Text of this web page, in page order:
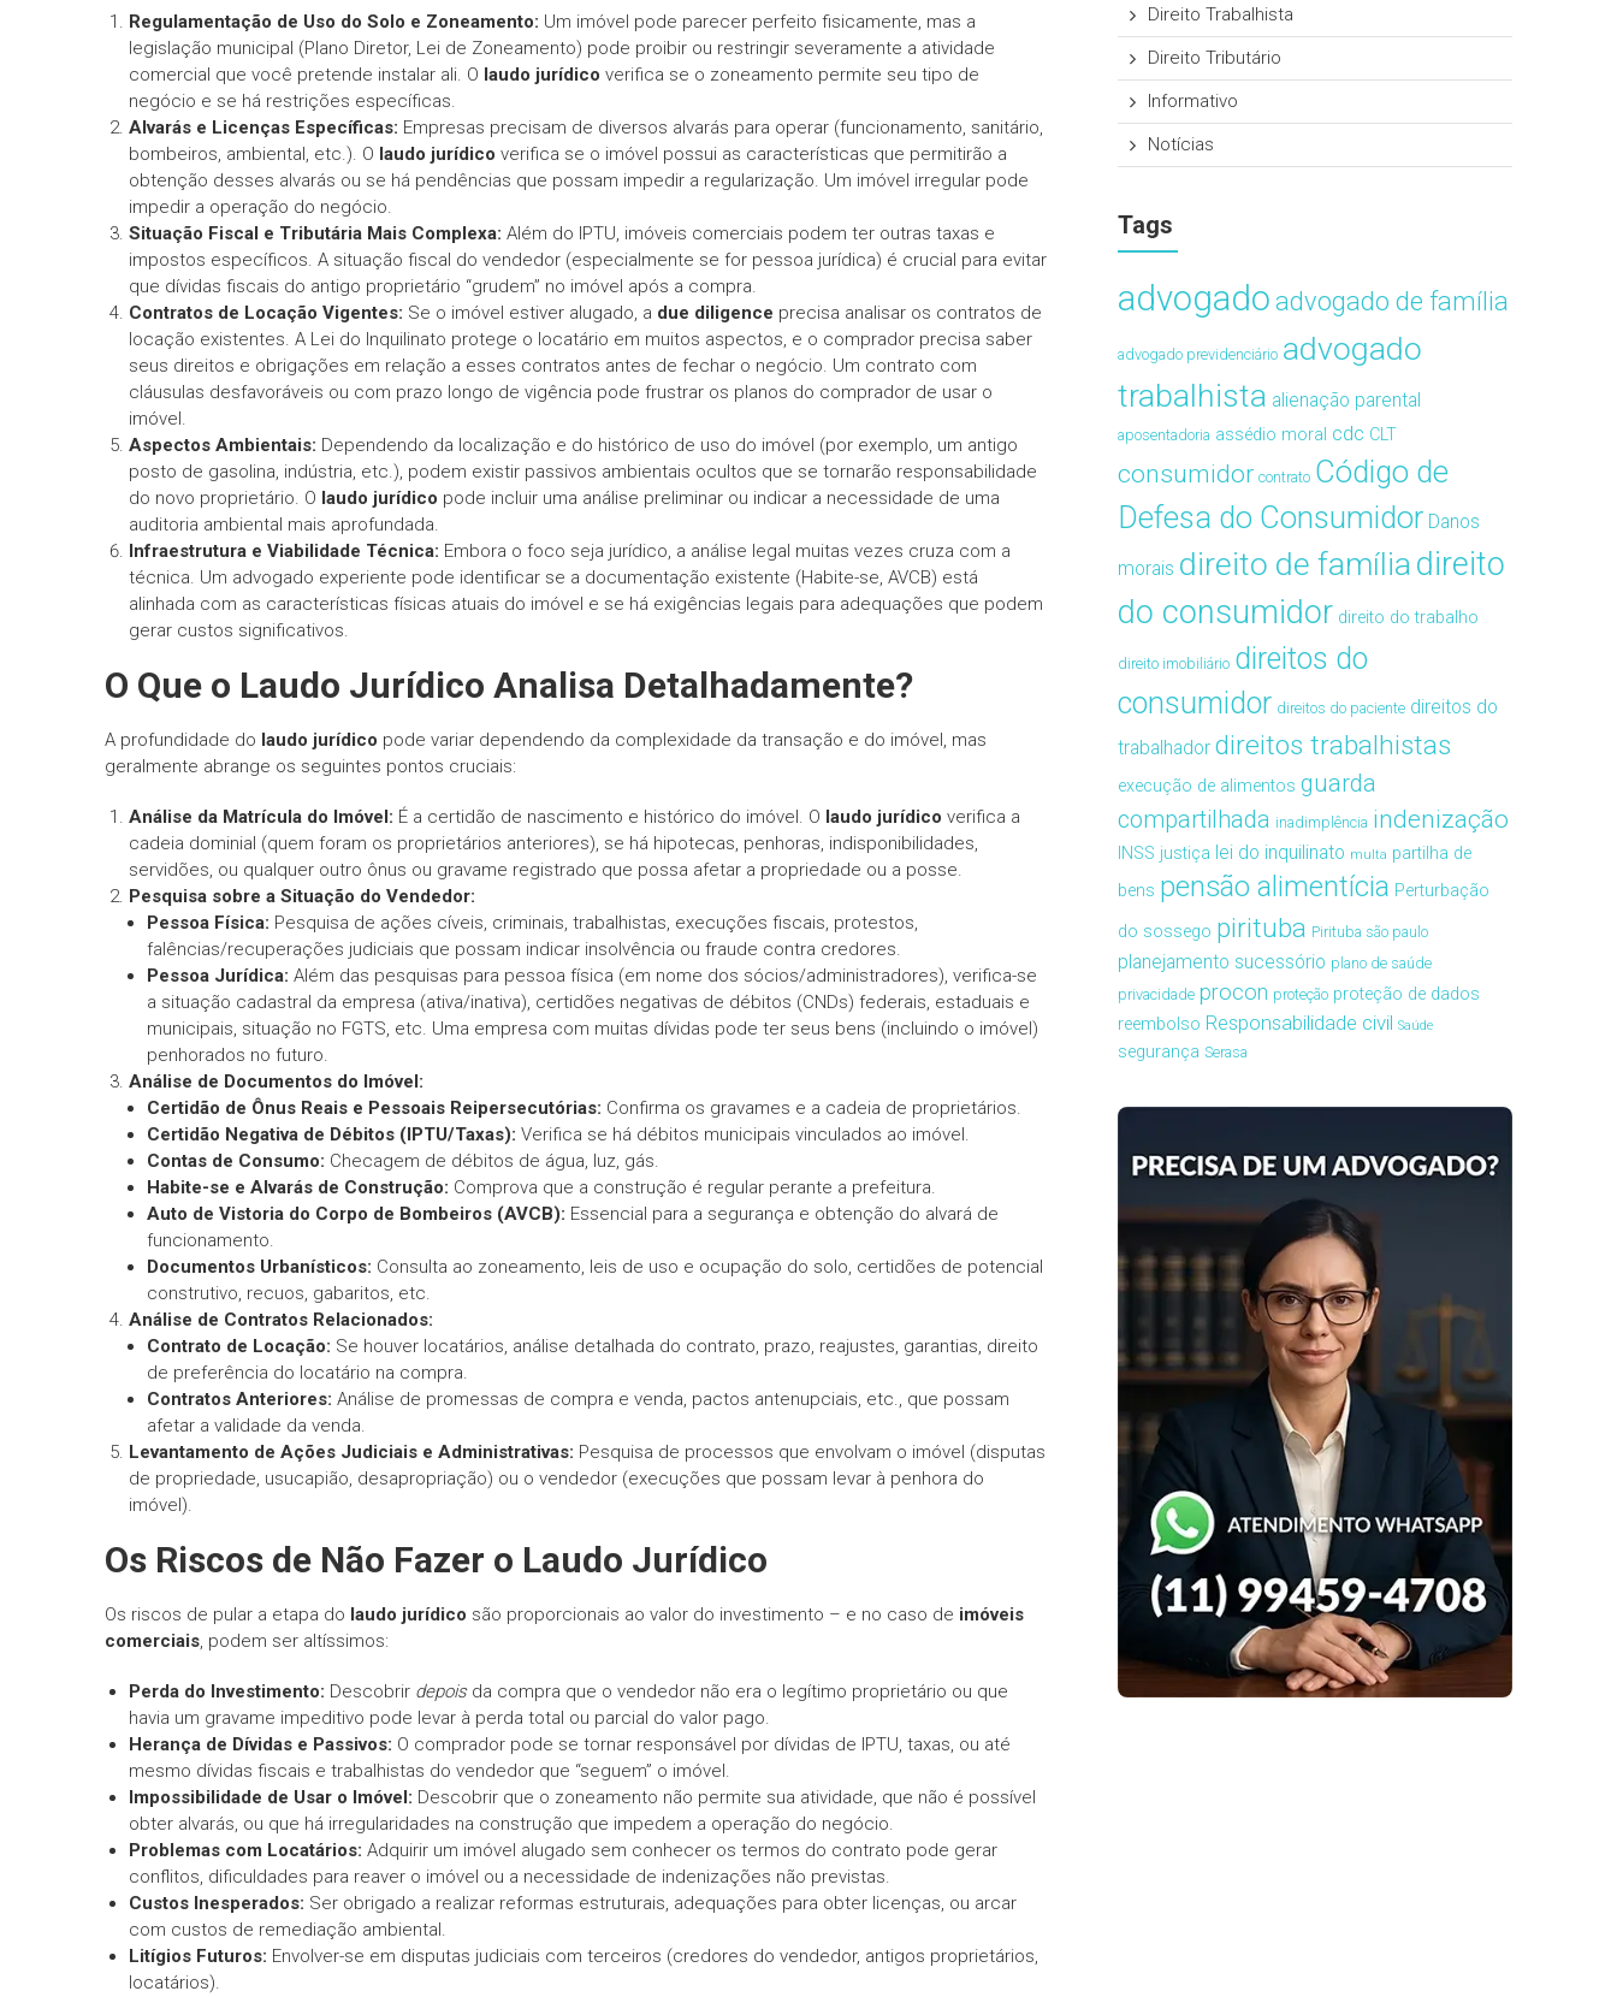
Regulamentação de Uso do Solo e Zoneamento: Um imóvel pode parecer perfeito fisicamente, mas a
legislação municipal (Plano Diretor, Lei de Zoneamento) pode proibir ou restringir severamente a atividade
comercial que você pretende instalar ali. O laudo jurídico verifica se o zoneamento permite seu tipo de
negócio e se há restrições específicas.
Alvarás e Licenças Específicas: Empresas precisam de diversos alvarás para operar (funcionamento, sanitário,
bombeiros, ambiental, etc.). O laudo jurídico verifica se o imóvel possui as características que permitirão a
obtenção desses alvarás ou se há pendências que possam impedir a regularização. Um imóvel irregular pode
impedir a operação do negócio.
Situação Fiscal e Tributária Mais Complexa: Além do IPTU, imóveis comerciais podem ter outras taxas e
impostos específicos. A situação fiscal do vendedor (especialmente se for pessoa jurídica) é crucial para evitar
que dívidas fiscais do antigo proprietário “grudem” no imóvel após a compra.
Contratos de Locação Vigentes: Se o imóvel estiver alugado, a due diligence precisa analisar os contratos de
locação existentes. A Lei do Inquilinato protege o locatário em muitos aspectos, e o comprador precisa saber
seus direitos e obrigações em relação a esses contratos antes de fechar o negócio. Um contrato com
cláusulas desfavoráveis ou com prazo longo de vigência pode frustrar os planos do comprador de usar o
imóvel.
Aspectos Ambientais: Dependendo da localização e do histórico de uso do imóvel (por exemplo, um antigo
posto de gasolina, indústria, etc.), podem existir passivos ambientais ocultos que se tornarão responsabilidade
do novo proprietário. O laudo jurídico pode incluir uma análise preliminar ou indicar a necessidade de uma
auditoria ambiental mais aprofundada.
Infraestrutura e Viabilidade Técnica: Embora o foco seja jurídico, a análise legal muitas vezes cruza com a
técnica. Um advogado experiente pode identificar se a documentação existente (Habite-se, AVCB) está
alinhada com as características físicas atuais do imóvel e se há exigências legais para adequações que podem
gerar custos significativos.
O Que o Laudo Jurídico Analisa Detalhadamente?
A profundidade do laudo jurídico pode variar dependendo da complexidade da transação e do imóvel, mas
geralmente abrange os seguintes pontos cruciais:
Análise da Matrícula do Imóvel: É a certidão de nascimento e histórico do imóvel. O laudo jurídico verifica a
cadeia dominial (quem foram os proprietários anteriores), se há hipotecas, penhoras, indisponibilidades,
servidões, ou qualquer outro ônus ou gravame registrado que possa afetar a propriedade ou a posse.
Pesquisa sobre a Situação do Vendedor:
Pessoa Física: Pesquisa de ações cíveis, criminais, trabalhistas, execuções fiscais, protestos,
falências/recuperações judiciais que possam indicar insolvência ou fraude contra credores.
Pessoa Jurídica: Além das pesquisas para pessoa física (em nome dos sócios/administradores), verifica-se
a situação cadastral da empresa (ativa/inativa), certidões negativas de débitos (CNDs) federais, estaduais e
municipais, situação no FGTS, etc. Uma empresa com muitas dívidas pode ter seus bens (incluindo o imóvel)
penhorados no futuro.
Análise de Documentos do Imóvel:
Certidão de Ônus Reais e Pessoais Reipersecutórias: Confirma os gravames e a cadeia de proprietários.
Certidão Negativa de Débitos (IPTU/Taxas): Verifica se há débitos municipais vinculados ao imóvel.
Contas de Consumo: Checagem de débitos de água, luz, gás.
Habite-se e Alvarás de Construção: Comprova que a construção é regular perante a prefeitura.
Auto de Vistoria do Corpo de Bombeiros (AVCB): Essencial para a segurança e obtenção do alvará de
funcionamento.
Documentos Urbanísticos: Consulta ao zoneamento, leis de uso e ocupação do solo, certidões de potencial
construtivo, recuos, gabaritos, etc.
Análise de Contratos Relacionados:
Contrato de Locação: Se houver locatários, análise detalhada do contrato, prazo, reajustes, garantias, direito
de preferência do locatário na compra.
Contratos Anteriores: Análise de promessas de compra e venda, pactos antenupciais, etc., que possam
afetar a validade da venda.
Levantamento de Ações Judiciais e Administrativas: Pesquisa de processos que envolvam o imóvel (disputas
de propriedade, usucapião, desapropriação) ou o vendedor (execuções que possam levar à penhora do
imóvel).
Os Riscos de Não Fazer o Laudo Jurídico
Os riscos de pular a etapa do laudo jurídico são proporcionais ao valor do investimento – e no caso de imóveis
comerciais, podem ser altíssimos:
Perda do Investimento: Descobrir depoisda compra que o vendedor não era o legítimo proprietário ou que
havia um gravame impeditivo pode levar à perda total ou parcial do valor pago.
Herança de Dívidas e Passivos: O comprador pode se tornar responsável por dívidas de IPTU, taxas, ou até
mesmo dívidas fiscais e trabalhistas do vendedor que “seguem” o imóvel.
Impossibilidade de Usar o Imóvel: Descobrir que o zoneamento não permite sua atividade, que não é possível
obter alvarás, ou que há irregularidades na construção que impedem a operação do negócio.
Problemas com Locatários: Adquirir um imóvel alugado sem conhecer os termos do contrato pode gerar
conflitos, dificuldades para reaver o imóvel ou a necessidade de indenizações não previstas.
Custos Inesperados: Ser obrigado a realizar reformas estruturais, adequações para obter licenças, ou arcar
com custos de remediação ambiental.
Litígios Futuros: Envolver-se em disputas judiciais com terceiros (credores do vendedor, antigos proprietários,
locatários).
Direito Trabalhista
Direito Tributário
Informativo
Notícias
Tags
advogado advogado de família
advogado previdenciário advogado
trabalhista alienação parental
aposentadoria assédio moral cdc CLT
consumidor contrato Código de
Defesa do Consumidor Danos
morais direito de famíliadireito
do consumidor direito do trabalho
direito imobiliário direitos do
consumidor direitos do paciente direitos do
trabalhador direitos trabalhistas
execução de alimentos guarda
compartilhada inadimplência indenização
INSS justiça lei do inquilinato multa partilha de
bens pensão alimentícia Perturbação
do sossego pirituba Pirituba são paulo
planejamento sucessório plano de saúde
privacidade procon proteção proteção de dados
reembolso Responsabilidade civil Saúde
segurança Serasa